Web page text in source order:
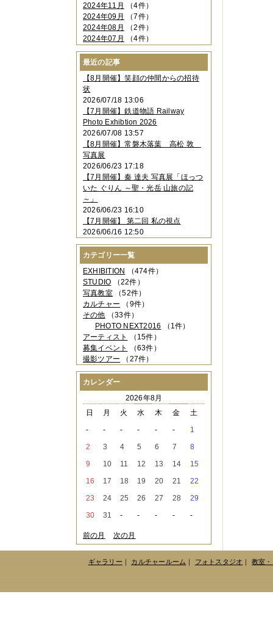
2024年11月
（4件）
2024年09月
（7件）
2024年08月
（2件）
2024年07月
（4件）
2024年06月（4件）
2024年04月
2024年03月（3件）
2024年02月（2件）
2023年12月
2023年11月 （4件）
2023年10月（3件）
2023年09月（4件）
2023年08月 （1件）
2023年06月（3件）
2023年05月
2023年04月 （2件）
2023年03月（5件）
2023年02月（3件）
2023年01月
2022年12月 （3件）
2022年11月（2件）
2022年10月（4件）
2022年09月（2件）
2022年08月
（3件）
2022年07月（3件）
2022年05月（4件）
2022年04月（2件）
2022年03月
（5件）
2022年02月（3件）
2022年01月（3件）
2021年12月（2件）
2021年11月（3件）
2021年10月
（1件）
2021年08月
2021年07月（1件）
（3件）
2021年05月（2件）
2021年02月 （1件）
2020年12月（3件）
2020年11月 （6件）
2020年09月（5件）
2020年08月
2020年06月（2件）
2020年04月（4件）
2020年03月（9件）
2020年02月（3件）
2020年01月（5件）
2019年12月（3件）
最近の記事
【8月開催】笑顔の仲間からの招待
状
2026/07/18 13:06
【7月開催】鉄道物語 Railway
Photo Exhibtion 2026
2026/07/08 13:57
【8月開催】常磐木落葉 高松 敦
写真展
2026/06/23 17:18
【7月開催】秦 達夫 写真展「ほっつ
いた ぐりん ～聖・光岳 山旅の記
～」
2026/06/23 16:10
【7月開催】 第二回 私の視点
2026/06/16 12:50
カテゴリー一覧
EXHIBITION （474件）
STUDIO （22件）
写真教室（52件）
カルチャー （9件）
その他 （33件）
PHOTO NEXT2016 （1件）
アーティスト
（15件）
募集イベント
（63件）
撮影ツアー （27件）
カレンダー
2026年8月
日
月 火 水 木 金
土
-
- - - - -
1
2
3 4 5 6 7
8
9
10 11 12 13 14
15
16
17 18 19 20 21
22
23
24 25 26 27 28
29
30
31 - - - - -
前の月 次の月
ギャラリー｜ カルチャールーム｜ フォトスタジオ｜ 教室